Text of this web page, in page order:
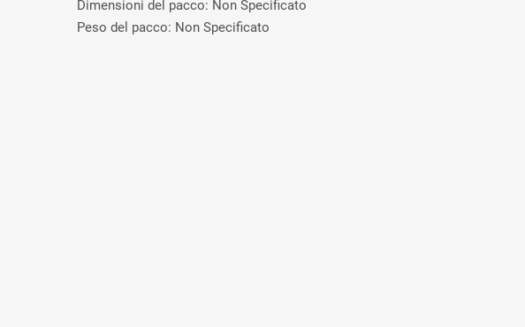
Dimensioni del pacco: Non Specificato
Peso del pacco: Non Specificato